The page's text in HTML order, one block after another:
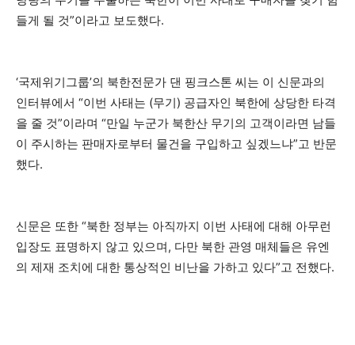
들게 될 것”이라고 보도했다.
‘국제위기그룹’의 북한전문가 댄 핑크스톤 씨는 이 신문과의
인터뷰에서 “이번 사태는 (무기) 공급자인 북한에 상당한 타격
을 줄 것”이라며 “만일 누군가 북한산 무기의 고객이라면 남들
이 주시하는 판매자로부터 물건을 구입하고 싶겠느냐”고 반문
했다.
신문은 또한 “북한 정부는 아직까지 이번 사태에 대해 아무런
입장도 표명하지 않고 있으며, 다만 북한 관영 매체들은 유엔
의 제재 조치에 대한 통상적인 비난을 가하고 있다”고 전했다.